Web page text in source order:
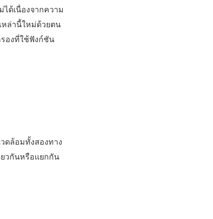
ด้เนื่องจากความ
หล่านี้ใหม่ด้วยตน
องที่ใช้ฟังก์ชัน
ดล้อมทั้งสองทาง
วกันหรือแยกกัน